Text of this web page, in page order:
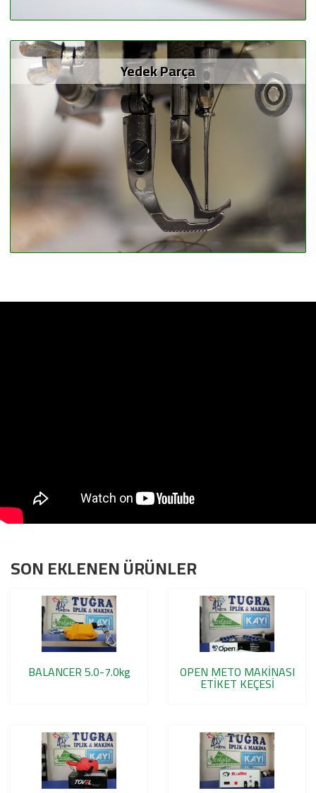
Yedek Parça
SON EKLENEN ÜRÜNLER
BALANCER 5.0-7.0kg OPEN METO MAKİNASI
ETİKET KEÇESİ